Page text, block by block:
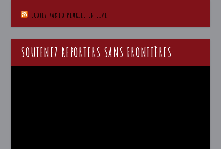
ECOTEZ RADIO PLURIEL EN LIVE
SOUTENEZ REPORTERS SANS FRONTIÈRES